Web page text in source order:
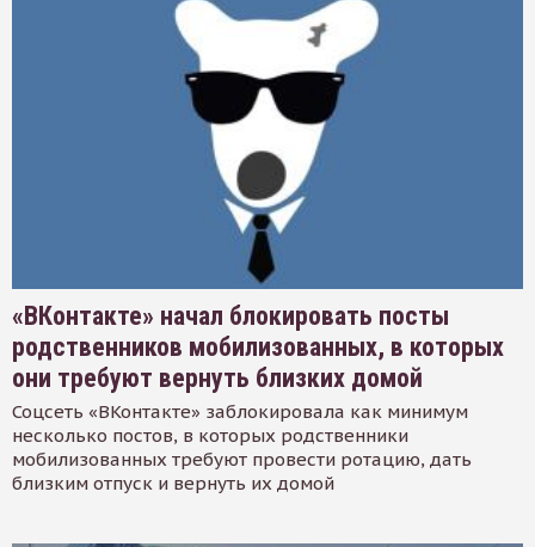
«ВКонтакте» начал блокировать посты
родственников мобилизованных, в которых
они требуют вернуть близких домой
Соцсеть «ВКонтакте» заблокировала как минимум
несколько постов, в которых родственники
мобилизованных требуют провести ротацию, дать
близким отпуск и вернуть их домой